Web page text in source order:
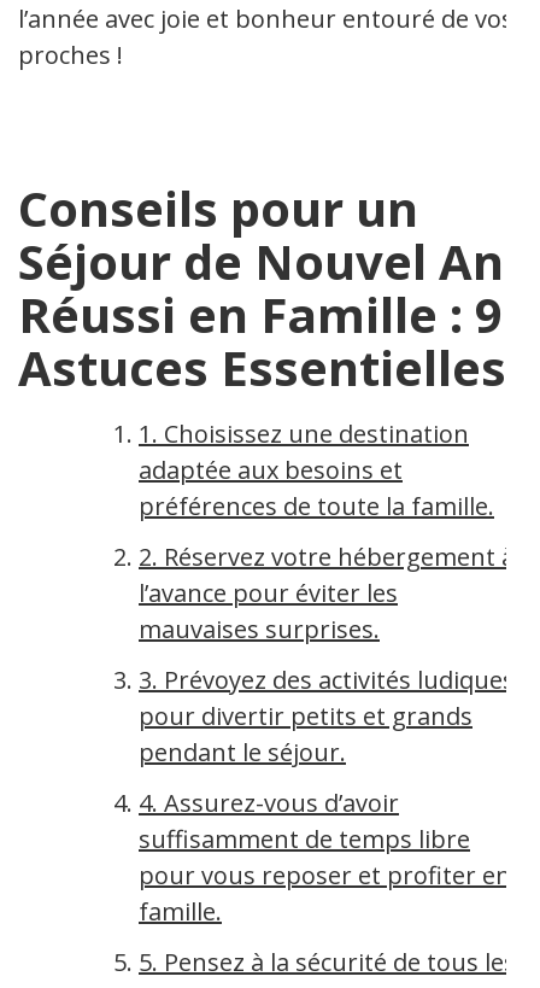
l’année avec joie et bonheur entouré de vos
proches !
Conseils pour un
Séjour de Nouvel An
Réussi en Famille : 9
Astuces Essentielles
1. Choisissez une destination
adaptée aux besoins et
préférences de toute la famille.
2. Réservez votre hébergement à
l’avance pour éviter les
mauvaises surprises.
3. Prévoyez des activités ludiques
pour divertir petits et grands
pendant le séjour.
4. Assurez-vous d’avoir
suffisamment de temps libre
pour vous reposer et profiter en
famille.
5. Pensez à la sécurité de tous les